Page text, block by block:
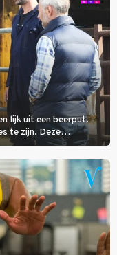
lijk uit een beerput.
te zijn. Deze
met zijn familie